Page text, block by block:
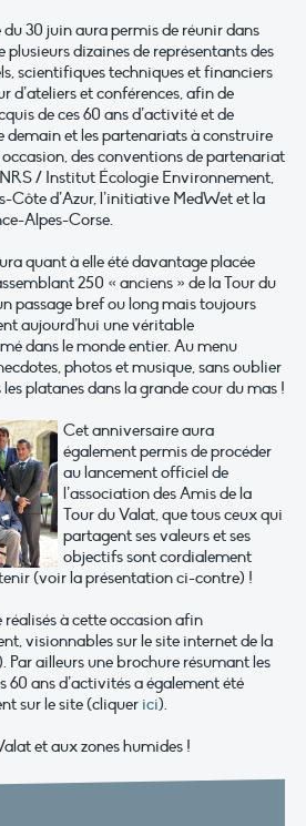
du 30 juin aura permis de réunir dans
dizaines de représentants des
scientifiques techniques et financiers
d’ateliers et conférences, afin de
de ces 60 ans d’activité et de
demain et les partenariats à construire
des conventions de partenariat
/ Institut Écologie Environnement,
Côte d’Azur, l’initiative MedWet et la
Alpes-Corse.
quant à elle été davantage placée
250 « anciens » de la Tour du
passage bref ou long mais toujours
aujourd’hui une véritable
dans le monde entier. Au menu
photos et musique, sans oublier
platanes dans la grande cour du mas !
Cet anniversaire aura
également permis de procéder
au lancement officiel de
l’association des Amis de la
Tour du Valat, que tous ceux qui
partagent ses valeurs et ses
objectifs sont cordialement
(voir la présentation ci-contre) !
à cette occasion afin
visionnables sur le site internet de la
Par ailleurs une brochure résumant les
60 ans d’activités a également été
sur le site (cliquer ici).
et aux zones humides !